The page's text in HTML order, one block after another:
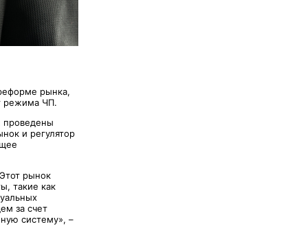
рынка,
режима ЧП.
проведены
и регулятор
рынок
такие как
за счет
систему», –